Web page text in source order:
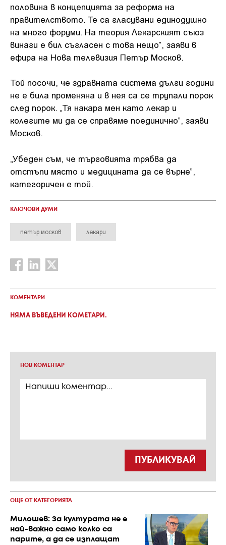
половина в концепцията за реформа на
правителството. Те са гласувани единодушно
на много форуми. На теория Лекарският съюз
винаги е бил съгласен с това нещо”, заяви в
ефира на Нова телевизия Петър Москов.
Той посочи, че здравната система дълги години
не е била променяна и в нея са се трупали порок
след порок. „Тя накара мен като лекар и
колегите ми да се справяме поединично”, заяви
Москов.
„Убеден съм, че търговията трябва да
отстъпи място и медицината да се върне”,
категоричен е той.
КЛЮЧОВИ ДУМИ
петър москов лекари
КОМЕНТАРИ
НЯМА ВЪВЕДЕНИ КОМЕТАРИ.
НОВ КОМЕНТАР
ПУБЛИКУВАЙ
ОЩЕ ОТ КАТЕГОРИЯТА
Милошев: За културата не е
най-важно само колко са
парите, а да се изплащат